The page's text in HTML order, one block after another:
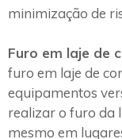
minimização de
Furo em laje de
furo em laje de
equipamentos
realizar o furo da
mesmo em